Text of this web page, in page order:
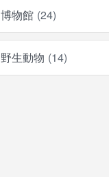
博物館 (24)
野生動物 (14)